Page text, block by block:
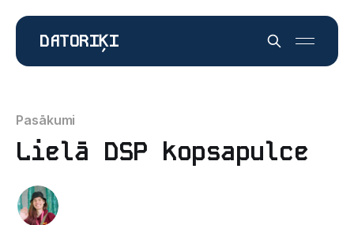
DATORIĶI
Pasākumi
Lielā DSP kopsapulce